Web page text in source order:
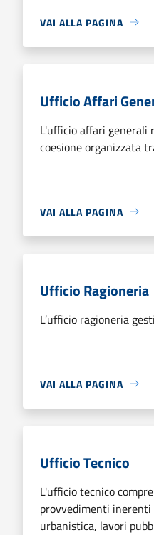
VAI ALLA PAGINA
Ufficio Affari
L'ufficio affari generali
coesione organizzata
VAI ALLA PAGINA
Ufficio Ragioneria
L’ufficio ragioneria
VAI ALLA PAGINA
Ufficio Tecnico
L'ufficio tecnico
provvedimenti inerenti
urbanistica, lavori